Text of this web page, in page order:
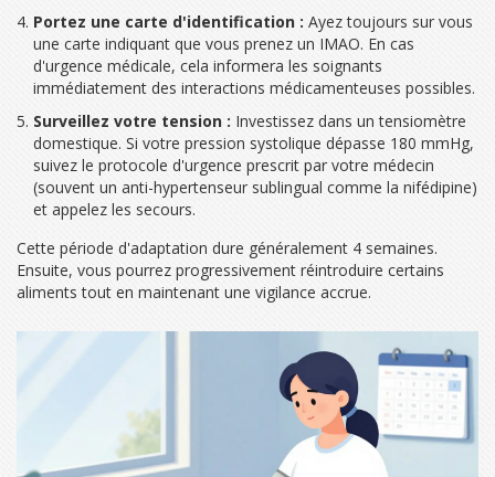
Portez une carte d'identification : Ayez toujours sur vous
une carte indiquant que vous prenez un IMAO. En cas
d'urgence médicale, cela informera les soignants
immédiatement des interactions médicamenteuses possibles.
Surveillez votre tension : Investissez dans un tensiomètre
domestique. Si votre pression systolique dépasse 180 mmHg,
suivez le protocole d'urgence prescrit par votre médecin
(souvent un anti-hypertenseur sublingual comme la nifédipine)
et appelez les secours.
Cette période d'adaptation dure généralement 4 semaines.
Ensuite, vous pourrez progressivement réintroduire certains
aliments tout en maintenant une vigilance accrue.